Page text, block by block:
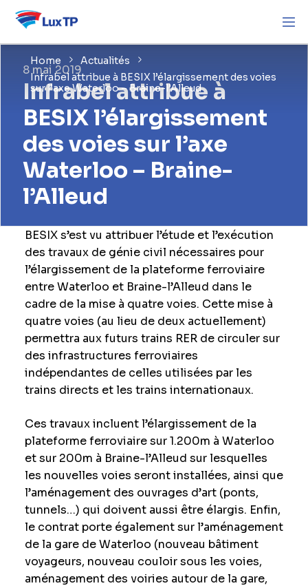
Home
Actualités
Infrabel attribue à BESIX l’élargissement des voies
sur l’axe Waterloo – Braine-l’Alleud
8 mai 2019
Infrabel attribue à
BESIX l’élargissement
des voies sur l’axe
Waterloo – Braine-
l’Alleud
BESIX s’est vu attribuer l’étude et l’exécution
des travaux de génie civil nécessaires pour
l’élargissement de la plateforme ferroviaire
entre Waterloo et Braine-l’Alleud dans le
cadre de la mise à quatre voies. Cette mise à
quatre voies (au lieu de deux actuellement)
permettra aux futurs trains RER de circuler sur
des infrastructures ferroviaires
indépendantes de celles utilisées par les
trains directs et les trains internationaux.
Ces travaux incluent l’élargissement de la
plateforme ferroviaire sur 1.200m à Waterloo
et sur 200m à Braine-l’Alleud sur lesquelles
les nouvelles voies seront installées, ainsi que
l’aménagement des ouvrages d’art (ponts,
tunnels…) qui doivent aussi être élargis. Enfin,
le contrat porte également sur l’aménagement
de la gare de Waterloo (nouveau bâtiment
voyageurs, nouveau couloir sous les voies,
aménagement des voiries autour de la gare,